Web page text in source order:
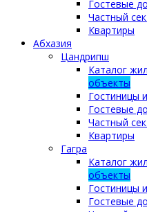
Гостевые
Частный
Квартиры
Абхазия
Цандрипш
Каталог
объекты
Гостиницы
Гостевые
Частный
Квартиры
Гагра
Каталог
объекты
Гостиницы
Гостевые